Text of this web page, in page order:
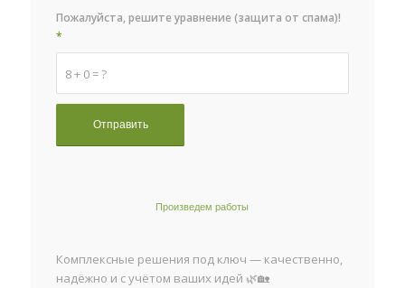
8 + 0 = ?
Пожалуйста, решите уравнение (защита от спама)!
*
Произведем работы
Комплексные решения под ключ — качественно,
надёжно и с учётом ваших идей 🌿🏡